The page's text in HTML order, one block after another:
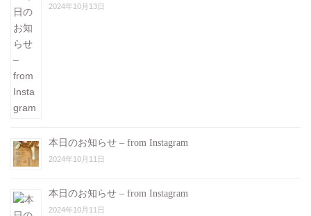
2024年10月13日
本日のお知らせ – from Instagram
2024年10月11日
本日のお知らせ – from Instagram
2024年10月11日